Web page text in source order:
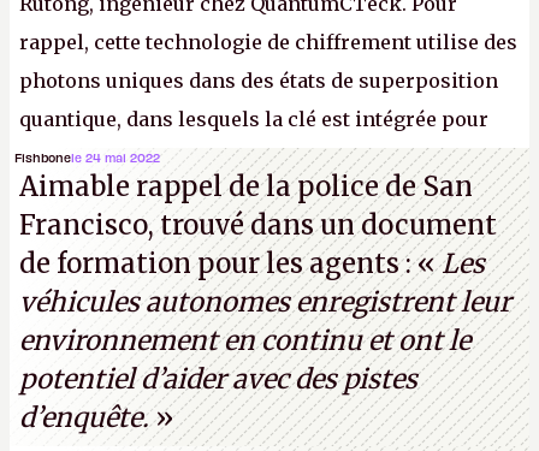
rappel, cette technologie de chiffrement utilise des
photons uniques dans des états de superposition
quantique, dans lesquels la clé est intégrée pour
garantir une sécurité inconditionnelle entre des
parties distantes. Vous ne comprenez rien ? C’est
normal, ça fait toujours ça avec le quantique.
(Crédit photo : China Telecom)
Fishbonele 24 mai 2022
Aimable rappel de la police de San
Francisco, trouvé dans un document
de formation pour les agents : «Les
véhicules autonomes enregistrent leur
environnement en continu et ont le
potentiel d’aider avec des pistes
d’enquête.»